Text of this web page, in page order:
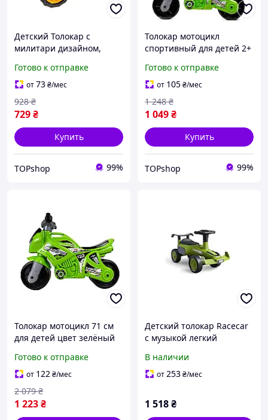
Детский Толокар с
милитари дизайном,
для детей от 1 года
Готово к отправке
от73₴/мес
729₴
928 ₴
Купить
TOPshop 99%
Толокар мотоцикл
спортивный для детей 2+
ручкой для переноса
Готово к отправке
от 105₴/мес
1 049₴
1 248 ₴
Купить
TOPshop 99%
Толокар мотоцикл 71 см
для детей цвет зелёный
Готово к отправке
от 122₴/мес
1 223₴
2 079 ₴
Детский толокар Racecar
с музыкой легкий
1 года яркий и
безопасный транспорт
В наличии
от253₴/мес
1 518₴